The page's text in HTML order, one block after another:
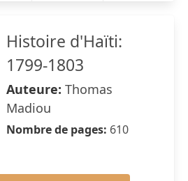
Histoire d'Haïti:
1799-1803
Auteure: Thomas
Madiou
Nombre de pages: 610